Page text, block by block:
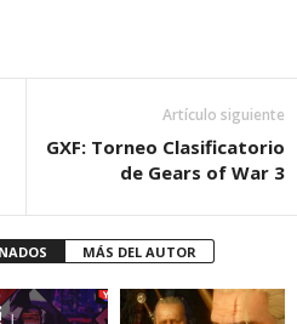
Artículo siguiente
GXF: Torneo Clasificatorio
de Gears of War 3
MÁS DEL AUTOR